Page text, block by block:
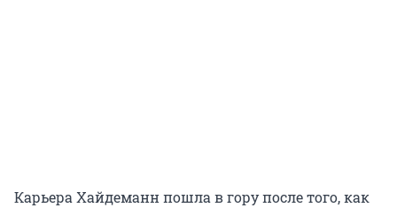
Карьера Хайдеманн пошла в гору после того, как